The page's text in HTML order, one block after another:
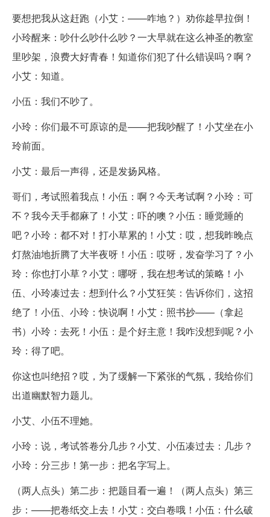
要想把我从这赶跑（小艾：——咋地？）劝你趁早拉倒！
小玲醒来：吵什么吵什么吵？一大早就在这么神圣的教室
里吵架，浪费大好青春！知道你们犯了什么错误吗？啊？
小艾：知道。
小伍：我们不吵了。
小玲：你们最不可原谅的是——把我吵醒了！小艾坐在小
玲前面。
小艾：最后一声得，还是发扬风格。
哥们，考试照着我点！小伍：啊？今天考试啊？小玲：可
不？我今天手都麻了！小艾：吓的噢？小伍：睡觉睡的
吧？小玲：都不对！打小草累的！小艾：哎，想我昨晚点
灯熬油地折腾了大半夜呀！小伍：哎呀，发奋学习了？小
玲：你也打小草？小艾：哪呀，我在想考试的策略！小
伍、小玲凑过去：想到什么？小艾狂笑：告诉你们，这招
绝了！小伍、小玲：快说啊！小艾：照书抄——（拿起
书）小玲：去死！小伍：是个好主意！我咋没想到呢？小
玲：得了吧。
你这也叫绝招？哎，为了缓解一下紧张的气氛，我给你们
出道幽默智力题儿。
小艾、小伍不理她。
小玲：说，考试答卷分几步？小艾、小伍凑过去：几步？
小玲：分三步！第一步：把名字写上。
（两人点头）第二步：把题目看一遍！（两人点头）第三
步：——把卷纸交上去！小艾：交白卷哦！小伍：什么破